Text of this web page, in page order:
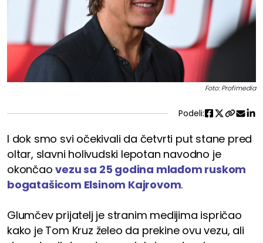
Foto: Profimedia
Podeli:
I dok smo svi očekivali da četvrti put stane pred
oltar, slavni holivudski lepotan navodno je
okončaovezu sa 25 godina mlađom ruskom
bogatašicom Elsinom Kajrovom.
Glumčev prijatelj je stranim medijima ispričao
kako je Tom Kruz želeo da prekine ovu vezu, ali